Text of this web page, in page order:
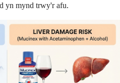
yn mynd trwy'r afu.